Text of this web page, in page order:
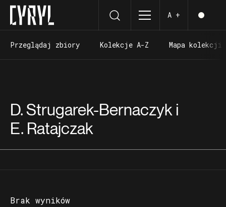
A +
Przeglądaj zbiory
Kolekcje A-Z
Mapa kolekcji
Mapa kolekcji
D. Strugarek-Bernaczyk i
E. Ratajczak
Brak wyników